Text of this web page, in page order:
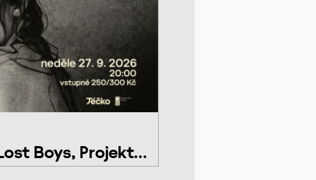
Boys, Projekt